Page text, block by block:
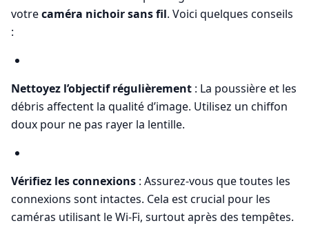
votrecaméra nichoir sans fil. Voici quelques conseils
:
Nettoyez l’objectif régulièrement : La poussière et les
débris affectent la qualité d’image. Utilisez un chiffon
doux pour ne pas rayer la lentille.
Vérifiez les connexions : Assurez-vous que toutes les
connexions sont intactes. Cela est crucial pour les
caméras utilisant le Wi-Fi, surtout après des tempêtes.